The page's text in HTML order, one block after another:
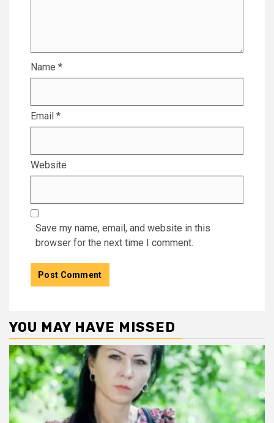
Name *
Email *
Website
Save my name, email, and website in this
browser for the next time I comment.
YOU MAY HAVE MISSED